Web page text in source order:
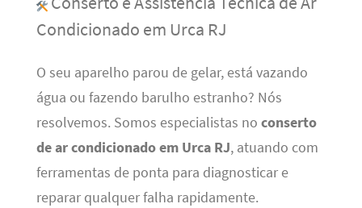
Condicionado em Urca RJ
O seu aparelho parou de gelar, está vazando
água ou fazendo barulho estranho? Nós
resolvemos. Somos especialistas no conserto
de ar condicionado em Urca RJ, atuando com
ferramentas de ponta para diagnosticar e
reparar qualquer falha rapidamente.